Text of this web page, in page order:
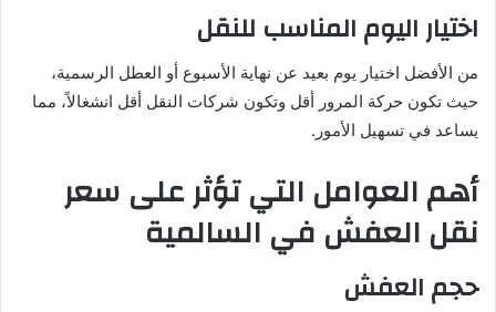
اختيار اليوم المناسب للنقل
من الأفضل اختيار يوم بعيد عن نهاية الأسبوع أو العطل الرسمية،
حيث تكون حركة المرور أقل وتكون شركات النقل أقل انشغالاً، مما
يساعد في تسهيل الأمور.
أهم العوامل التي تؤثر على سعر
نقل العفش في السالمية
حجم العفش